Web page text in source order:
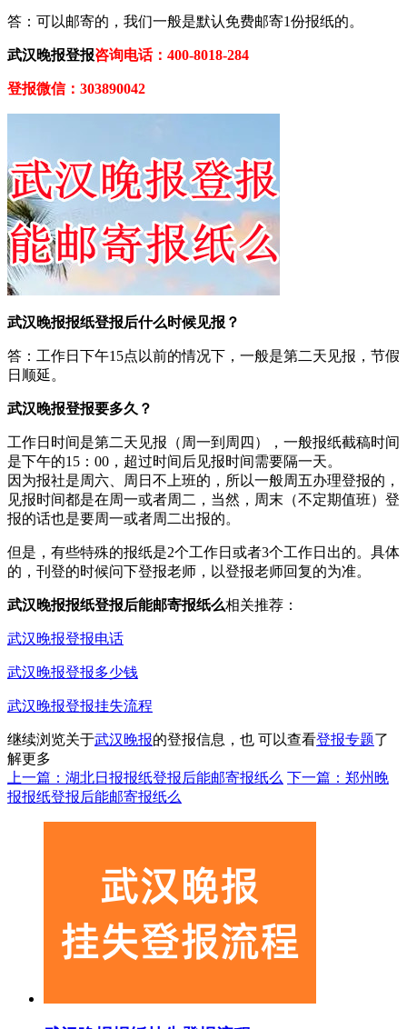
答：可以邮寄的，我们一般是默认免费邮寄1份报纸的。
武汉晚报登报咨询电话：400-8018-284
登报微信：303890042
武汉晚报报纸登报后什么时候见报？
答：工作日下午15点以前的情况下，一般是第二天见报，节假
日顺延。
武汉晚报登报要多久？
工作日时间是第二天见报（周一到周四），一般报纸截稿时间
是下午的15：00，超过时间后见报时间需要隔一天。
因为报社是周六、周日不上班的，所以一般周五办理登报的，
见报时间都是在周一或者周二，当然，周末（不定期值班）登
报的话也是要周一或者周二出报的。
但是，有些特殊的报纸是2个工作日或者3个工作日出的。具体
的，刊登的时候问下登报老师，以登报老师回复的为准。
武汉晚报报纸登报后能邮寄报纸么相关推荐：
武汉晚报登报电话
武汉晚报登报多少钱
武汉晚报登报挂失流程
继续浏览关于武汉晚报的登报信息，也 可以查看登报专题了
解更多
上一篇：湖北日报报纸登报后能邮寄报纸么 下一篇：郑州晚
报报纸登报后能邮寄报纸么